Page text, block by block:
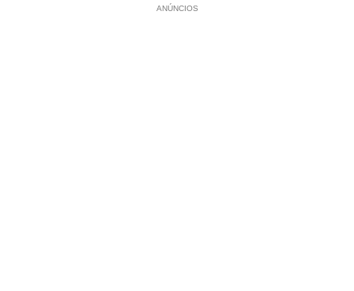
ANÚNCIOS